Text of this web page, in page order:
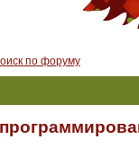
по форуму